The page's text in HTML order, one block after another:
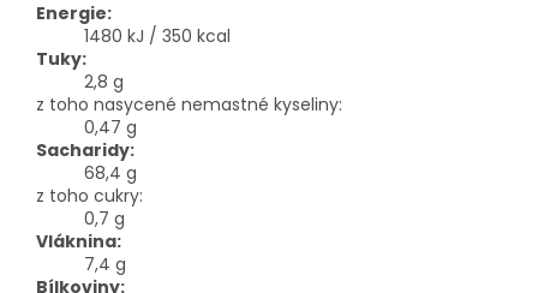
Energie:
1480 kJ / 350 kcal
Tuky:
2,8 g
z toho nasycené nemastné kyseliny:
0,47 g
Sacharidy:
68,4 g
z toho cukry:
0,7 g
Vláknina:
7,4 g
Bílkoviny: